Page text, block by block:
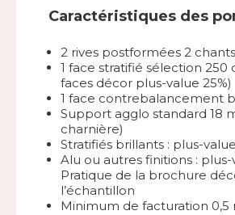
Caractéristiques des
2 rives postformées 2
1 face stratifié sélection 250
faces décor plus-value 25%)
1 face contrebalancement
Support agglo standard 18
charnière)
Stratifiés brillants : plus-
Alu ou autres finitions :
Pratique de la brochure
l’échantillon
Minimum de facturation 0,5